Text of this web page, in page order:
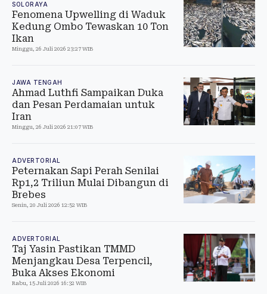
SOLORAYA
Fenomena Upwelling di Waduk
Kedung Ombo Tewaskan 10 Ton
Ikan
Minggu, 26 Juli 2026 23:27 WIB
JAWA TENGAH
Ahmad Luthfi Sampaikan Duka
dan Pesan Perdamaian untuk
Iran
Minggu, 26 Juli 2026 21:07 WIB
ADVERTORIAL
Peternakan Sapi Perah Senilai
Rp1,2 Triliun Mulai Dibangun di
Brebes
Senin, 20 Juli 2026 12:52 WIB
ADVERTORIAL
Taj Yasin Pastikan TMMD
Menjangkau Desa Terpencil,
Buka Akses Ekonomi
Rabu, 15 Juli 2026 16:32 WIB